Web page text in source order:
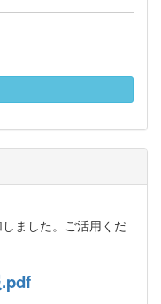
ました。ご活用くだ